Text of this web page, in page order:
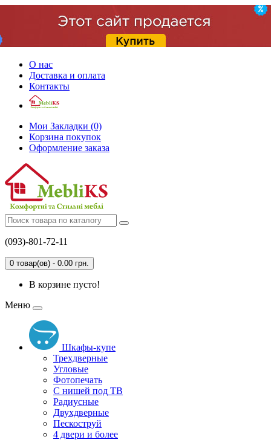
О нас
Доставка и оплата
Контакты
Мои Закладки (0)
Корзина покупок
Оформление заказа
(093)-801-72-11
0 товар(ов) - 0.00 грн.
В корзине пусто!
Меню
Шкафы-купе
Трехдверные
Угловые
Фотопечать
С нишей под ТВ
Радиусные
Двухдверные
Пескоструй
4 двери и более